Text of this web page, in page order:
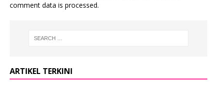
comment data is processed.
ARTIKEL TERKINI